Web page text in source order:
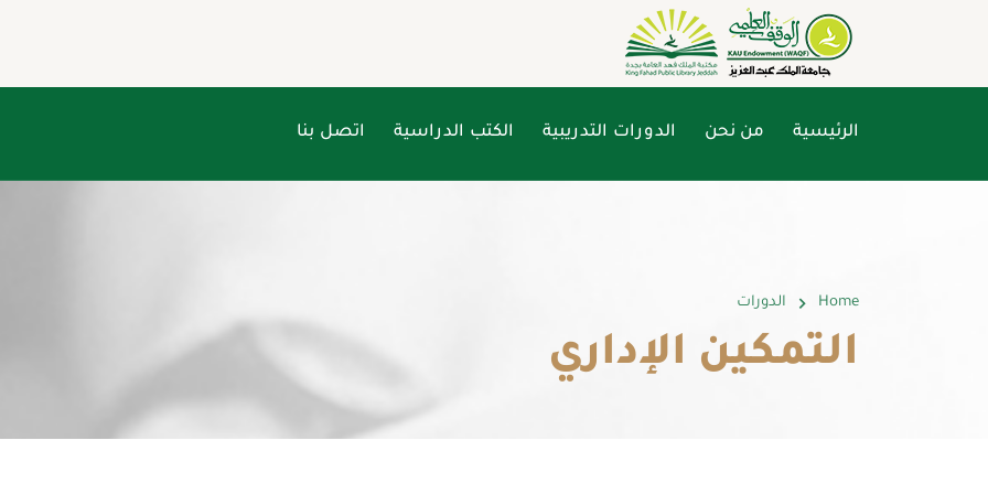
الرئيسية من نحن الدورات التدريبية الكتب الدراسية اتصل بنا
Home الدورات
التمكين الإداري